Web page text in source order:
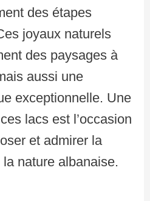
des étapes
joyaux naturels
des paysages à
aussi une
exceptionnelle. Une
lacs est l’occasion
et admirer la
nature albanaise.